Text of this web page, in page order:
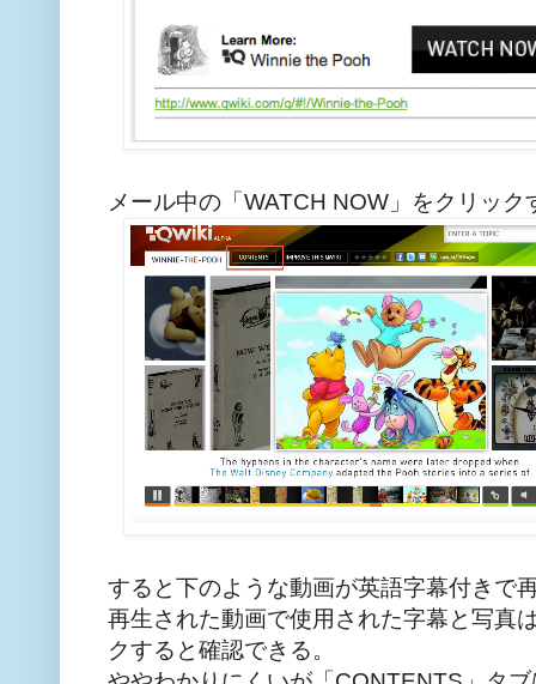
メール中の「WATCH NOW」をクリッ
すると下のような動画が英語字幕付きで
再生された動画で使用された字幕と写真
クすると確認できる。